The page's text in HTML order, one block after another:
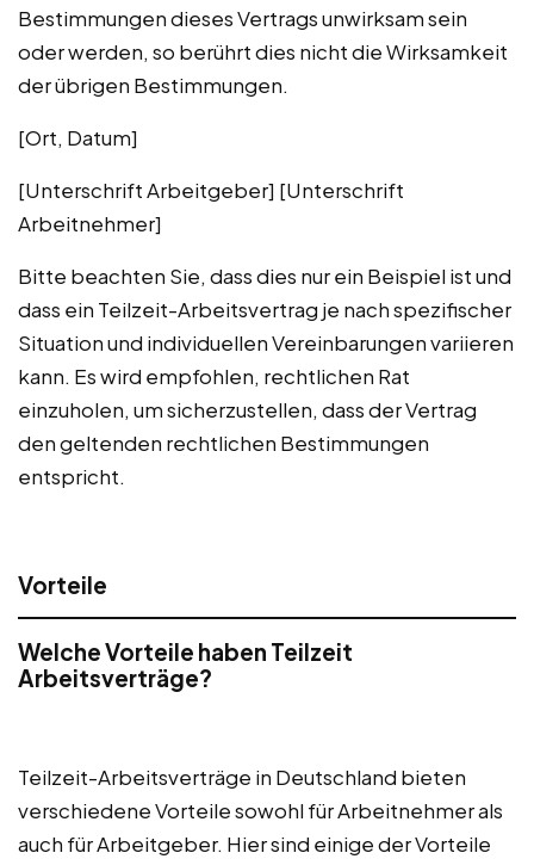
Bestimmungen dieses Vertrags unwirksam sein
oder werden, so berührt dies nicht die Wirksamkeit
der übrigen Bestimmungen.
[Ort, Datum]
[Unterschrift Arbeitgeber] [Unterschrift
Arbeitnehmer]
Bitte beachten Sie, dass dies nur ein Beispiel ist und
dass ein Teilzeit-Arbeitsvertrag je nach spezifischer
Situation und individuellen Vereinbarungen variieren
kann. Es wird empfohlen, rechtlichen Rat
einzuholen, um sicherzustellen, dass der Vertrag
den geltenden rechtlichen Bestimmungen
entspricht.
Vorteile
Welche Vorteile haben Teilzeit
Arbeitsverträge?
Teilzeit-Arbeitsverträge in Deutschland bieten
verschiedene Vorteile sowohl für Arbeitnehmer als
auch für Arbeitgeber. Hier sind einige der Vorteile